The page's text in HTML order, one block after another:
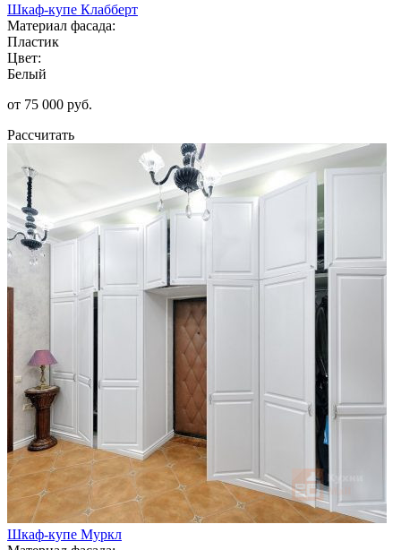
Шкаф-купе Клабберт
Материал фасада:
Пластик
Цвет:
Белый
от 75 000 руб.
Рассчитать
Шкаф-купе Муркл